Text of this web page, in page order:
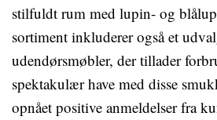
stilfuldt rum med lupin- og
sortiment inkluderer også et
udendørsmøbler, der tillader
spektakulær have med disse
opnået positive anmeldelser fra